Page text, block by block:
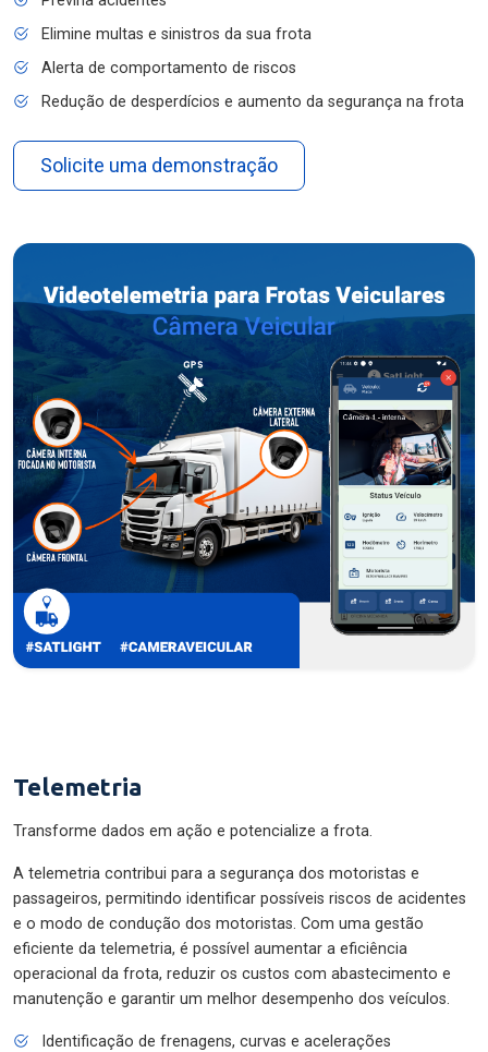
Elimine multas e sinistros da sua frota
Alerta de comportamento de riscos
Redução de desperdícios e aumento da segurança na frota
Solicite uma demonstração
Telemetria
Transforme dados em ação e potencialize a frota.
A telemetria contribui para a segurança dos motoristas e
passageiros, permitindo identificar possíveis riscos de acidentes
e o modo de condução dos motoristas. Com uma gestão
eficiente da telemetria, é possível aumentar a eficiência
operacional da frota, reduzir os custos com abastecimento e
manutenção e garantir um melhor desempenho dos veículos.
Identificação de frenagens, curvas e acelerações